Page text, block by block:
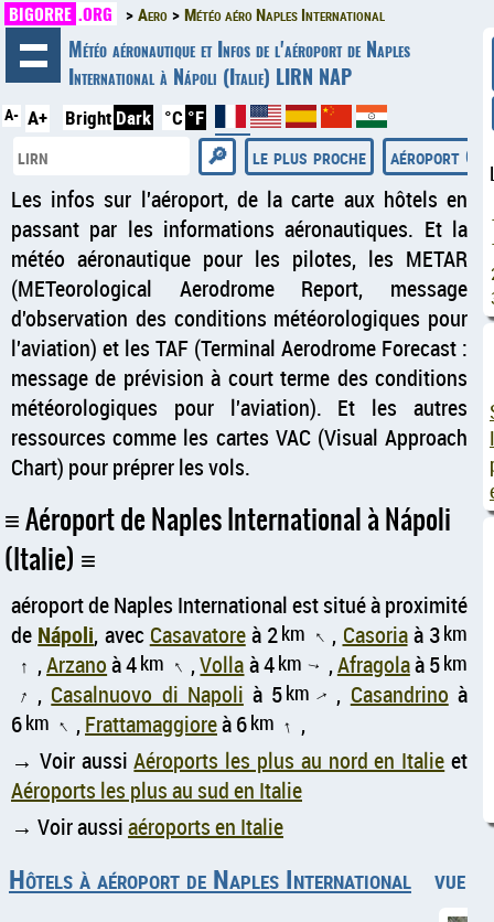
BIGORRE .ORG Aero Météo aéro Naples International
Météo aéronautique et Infos de l'aéroport de Naples
International à Nápoli (Italie) LIRN NAP
A- A+ Bright Dark °C °F
le plus proche
aéroport
Les infos sur l'aéroport, de la carte aux hôtels en
passant par les informations aéronautiques. Et la
météo aéronautique pour les pilotes, les METAR
(METeorological Aerodrome Report, message
d'observation des conditions météorologiques pour
l'aviation) et les TAF (Terminal Aerodrome Forecast :
message de prévision à court terme des conditions
météorologiques pour l'aviation). Et les autres
ressources comme les cartes VAC (Visual Approach
Chart) pour préprer les vols.
Aéroport de Naples International à Nápoli
(Italie)
aéroport de Naples International est situé à proximité
de Nápoli, avec Casavatoreà 2km ↑ , Casoriaà 3km
↑ ,Arzanoà 4km ↑ ,Vollaà 4km ↑ ,Afragolaà 5km
↑ , Casalnuovo di Napoli à 5km ↑ , Casandrino à
6km ↑ ,Frattamaggioreà 6km ↑ ,
→ Voir aussiAéroports les plus au nord en Italie et
Aéroports les plus au sud en Italie
→ Voir aussiaéroports en Italie
Hôtels à aéroport de Naples International vue